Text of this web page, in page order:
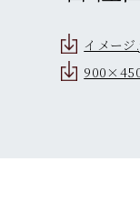
イメー